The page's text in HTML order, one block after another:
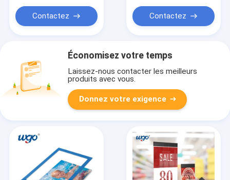
Contactez Contactez
Économisez votre temps
Laissez-nous contacter les meilleurs
produits avec vous.
Donnez votre exigence